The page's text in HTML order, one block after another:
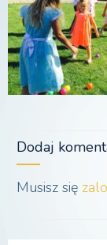
Dodaj
Musisz się